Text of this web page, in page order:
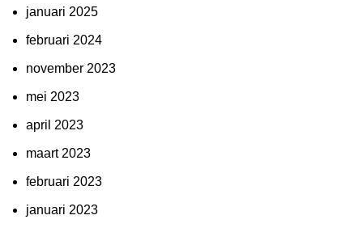
januari 2025
februari 2024
november 2023
mei 2023
april 2023
maart 2023
februari 2023
januari 2023